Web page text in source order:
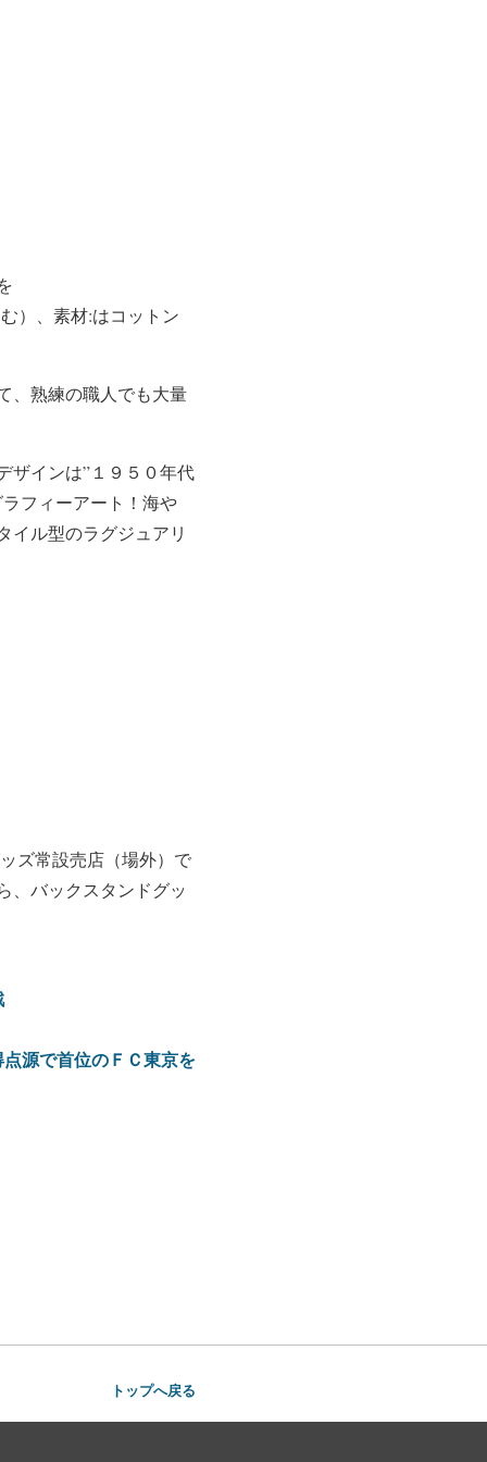
）、素材:はコットン
、熟練の職人でも大量
ザインは”１９５０年代
フィーアート！海や
イル型のラグジュアリ
ズ常設売店（場外）で
、バックスタンドグッ
源で首位のＦＣ東京を
トップへ戻る